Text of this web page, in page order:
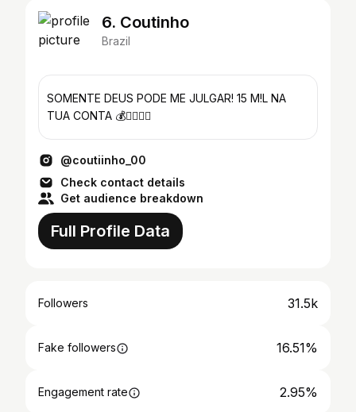
6. Coutinho
Brazil
SOMENTE DEUS PODE ME JULGAR! 15 M!L NA
TUA CONTA 💰👇🏼👇🏼
@coutiinho_00
Check contact details
Get audience breakdown
Full Profile Data
Followers 31.5k
Fake followers 16.51%
Engagement rate 2.95%